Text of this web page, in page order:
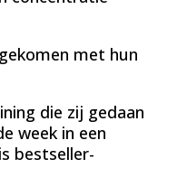
met hun
die zij gedaan
week in een
bestseller-